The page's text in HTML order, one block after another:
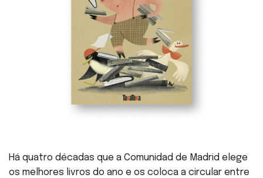
Há quatro décadas que a Comunidad de Madrid elege
os melhores livros do ano e os coloca a circular entre